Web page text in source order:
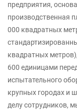
предприятия,
производственная
000 квадратных
квадратных
600 единицами
испытательного
крупных городах и
делу сотрудников,